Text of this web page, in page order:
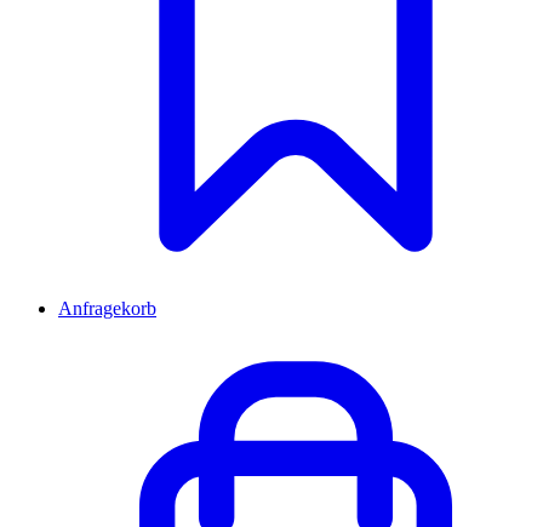
Anfragekorb